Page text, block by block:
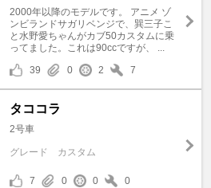
2000年以降のモデルです。 アニメ ゾ
ンビランドサガリベンジで、巽三子こ
と水野愛ちゃんがカブ50カスタムに乗
ってました。これは90ccですが、 ...
39
0 2 7
タココラ
2号車
グレード カスタム
7 0 0 0